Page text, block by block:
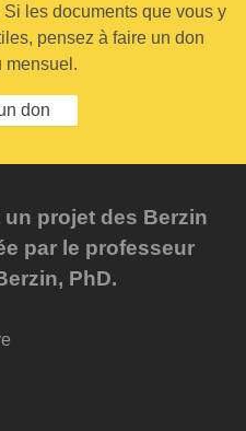
les documents que vous y
pensez à faire un don
mensuel.
don
projet des Berzin
par le professeur
PhD.